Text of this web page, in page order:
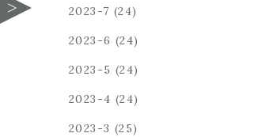
2023-7 (24)
2023-6 (24)
2023-5 (24)
2023-4 (24)
2023-3 (25)